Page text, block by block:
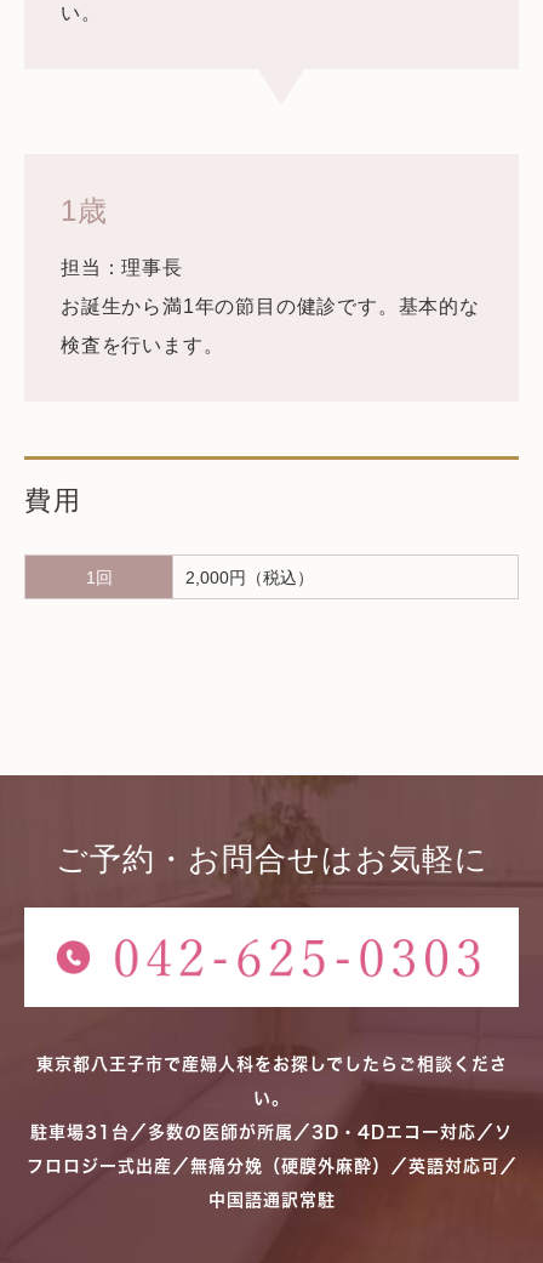
い。
1歳
担当：理事長
お誕生から満1年の節目の健診です。基本的な
検査を行います。
費用
1回 2,000円（税込）
ご予約・お問合せはお気軽に
東京都八王子市で産婦人科をお探しでしたらご相談くださ
い。
駐車場31台／多数の医師が所属／3D・4Dエコー対応／ソ
フロロジー式出産／無痛分娩（硬膜外麻酔）／英語対応可／
中国語通訳常駐